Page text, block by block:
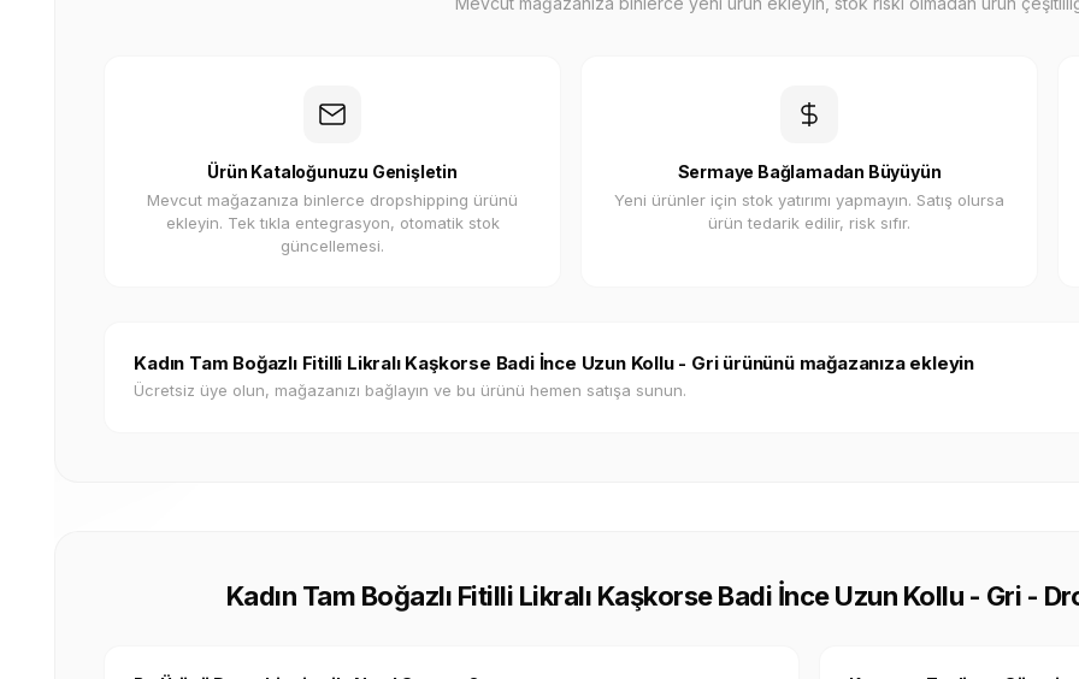
Ürün Kataloğunuzu Genişletin
Mevcut mağazanıza binlerce dropshipping ürünü
ekleyin. Tek tıkla entegrasyon, otomatik stok
güncellemesi.
Sermaye Bağlamadan Büyüyün
Yeni ürünler için stok yatırımı yapmayın. Satış olursa
ürün tedarik edilir, risk sıfır.
Kadın Tam Boğazlı Fitilli Likralı Kaşkorse Badi İnce Uzun Kollu - Gri ürününü mağazanıza ekleyin
Ücretsiz üye olun, mağazanızı bağlayın ve bu ürünü hemen satışa sunun.
Kadın Tam Boğazlı Fitilli Likralı Kaşkorse Badi İnce Uzun Kollu - Gri -